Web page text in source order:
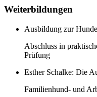
Weiterbildungen
Ausbildung zur
Abschluss in
Prüfung
Esther Schalke: Die
Familienhund- und